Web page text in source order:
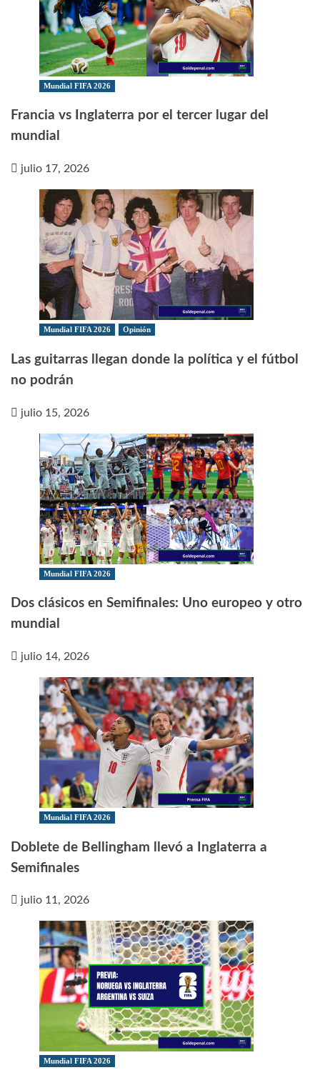
Mundial FIFA 2026
Francia vs Inglaterra por el tercer lugar del
mundial
julio 17, 2026
Mundial FIFA 2026 Opinión
Las guitarras llegan donde la política y el fútbol
no podrán
julio 15, 2026
Mundial FIFA 2026
Dos clásicos en Semifinales: Uno europeo y otro
mundial
julio 14, 2026
Mundial FIFA 2026
Doblete de Bellingham llevó a Inglaterra a
Semifinales
julio 11, 2026
Mundial FIFA 2026